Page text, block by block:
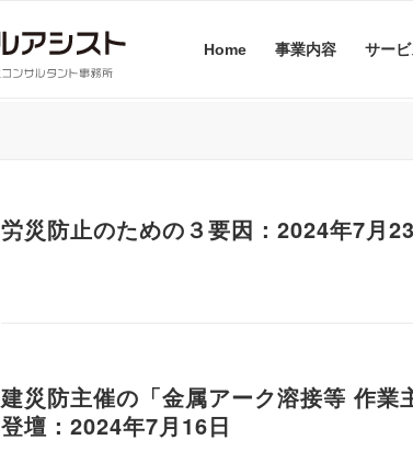
Home 事業内容 サー
労災防止のための３要因：2024年7月
建災防主催の「金属アーク溶接等 作業
登壇：2024年7月16日